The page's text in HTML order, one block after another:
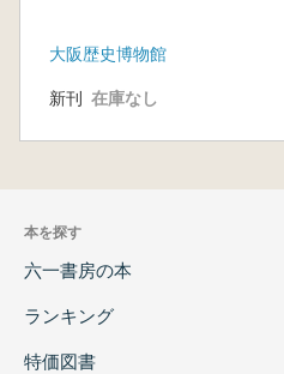
大阪歴史博物館
新刊 在庫なし
本を探す
六一書房の本
ランキング
特価図書